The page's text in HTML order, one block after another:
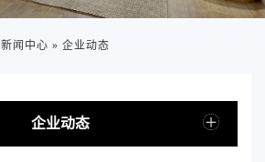
新闻中心 » 企业动态
企业动态